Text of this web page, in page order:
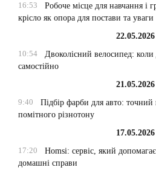
16:53
Робоче місце для навчання і
крісло як опора для постави та уваги
22.05.2026
10:54
Двоколісний велосипед: коли
самостійно
21.05.2026
9:40
Підбір фарби для авто: точний
помітного різнотону
17.05.2026
17:20
Homsi: сервіс, який
домашні справи